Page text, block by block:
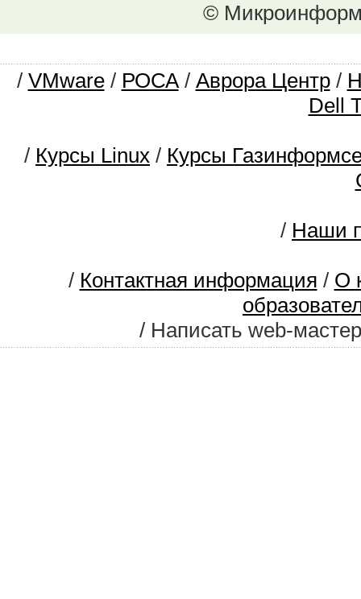
©
/ VMware/ РОСА/ Аврора Центр/
Dell
/ Курсы Linux / Курсы
/ Наши
/ Контактная информация / О
/ Написать web-